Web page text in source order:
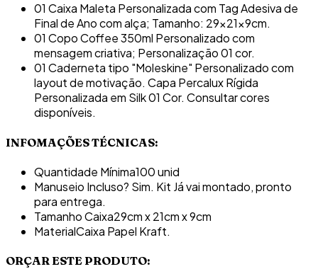
01 Caixa Maleta Personalizada com Tag Adesiva de
Final de Ano com alça; Tamanho: 29x21x9cm.
01 Copo Coffee 350ml Personalizado com
mensagem criativa; Personalização 01 cor.
01 Caderneta tipo "Moleskine" Personalizado com
layout de motivação. Capa Percalux Rígida
Personalizada em Silk 01 Cor. Consultar cores
disponíveis.
INFOMAÇÕES TÉCNICAS:
Quantidade Mínima100 unid
Manuseio Incluso? Sim. Kit Já vai montado, pronto
para entrega.
Tamanho Caixa29cm x 21cm x 9cm
MaterialCaixa Papel Kraft.
ORÇAR ESTE PRODUTO: